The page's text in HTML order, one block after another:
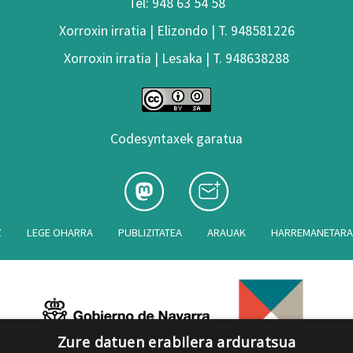
Xorroxin irratia | Elizondo | T. 948581226
Xorroxin irratia | Lesaka | T. 948638288
Codesyntaxek garatua
LEGE OHARRA PUBLIZITATEA ARAUAK
Zure datuen erabilera arduratsua